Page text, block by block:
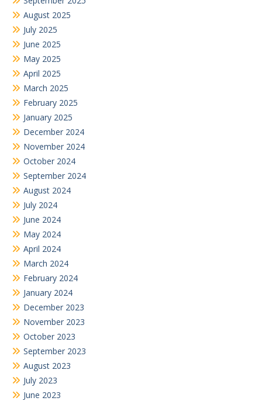
August 2025
July 2025
June 2025
May 2025
April 2025
March 2025
February 2025
January 2025
December 2024
November 2024
October 2024
September 2024
August 2024
July 2024
June 2024
May 2024
April 2024
March 2024
February 2024
January 2024
December 2023
November 2023
October 2023
September 2023
August 2023
July 2023
June 2023